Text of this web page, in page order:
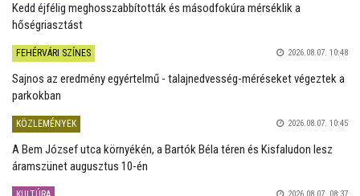
Kedd éjfélig meghosszabbították és másodfokúra mérséklik a
hőségriasztást
FEHÉRVÁRI SZÍNES 2026.08.07. 10:48
Sajnos az eredmény egyértelmű - talajnedvesség-méréseket végeztek a
parkokban
KÖZLEMÉNYEK 2026.08.07. 10:45
A Bem József utca környékén, a Bartók Béla téren és Kisfaludon lesz
áramszünet augusztus 10-én